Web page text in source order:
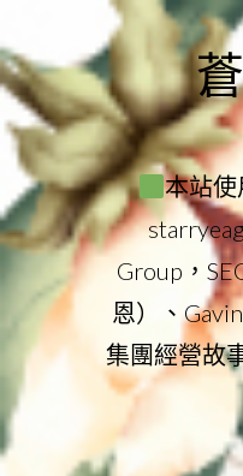
to
content
本站
Group，
恩）、
集團經營故